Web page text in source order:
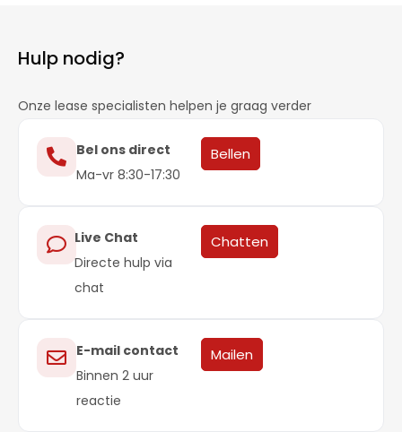
Hulp nodig?
Onze lease specialisten helpen je graag verder
Bel ons direct
Ma-vr 8:30-17:30
Bellen
Live Chat
Directe hulp via
chat
Chatten
E-mail contact
Binnen 2 uur
reactie
Mailen